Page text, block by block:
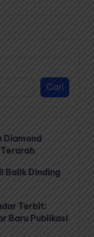
Cari
Diamond
Balik Dinding
Terbit:
Baru Publikasi